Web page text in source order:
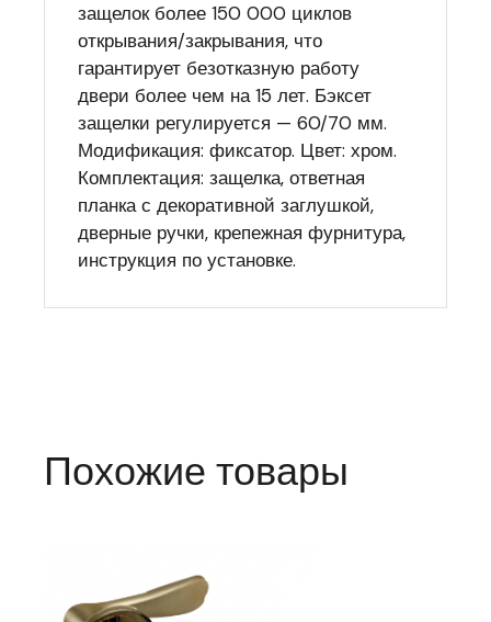
защелок более 150 000 циклов
открывания/закрывания, что
гарантирует безотказную работу
двери более чем на 15 лет. Бэксет
защелки регулируется — 60/70 мм.
Модификация: фиксатор. Цвет: хром.
Комплектация: защелка, ответная
планка с декоративной заглушкой,
дверные ручки, крепежная фурнитура,
инструкция по установке.
Похожие товары